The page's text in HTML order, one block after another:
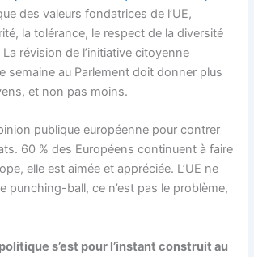
des valeurs fondatrices de l’UE,
la tolérance, le respect de la diversité
révision de l’initiative citoyenne
semaine au Parlement doit donner plus
et non pas moins.
publique européenne pour contrer
60 % des Européens continuent à faire
elle est aimée et appréciée. L’UE ne
punching-ball, ce n’est pas le problème,
s’est pour l’instant construit au